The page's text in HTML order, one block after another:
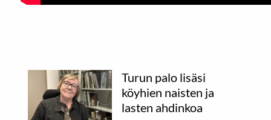
Turun palo lisäsi
köyhien naisten ja
lasten ahdinkoa